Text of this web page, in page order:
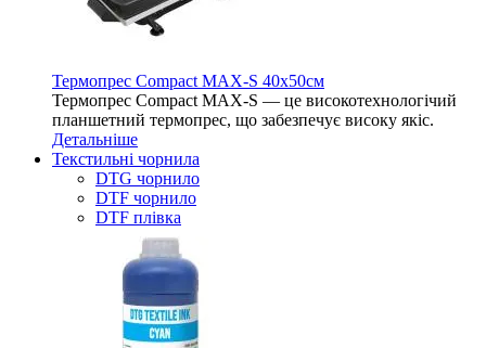
Термопрес Compact MAX-S 40х50см
Термопрес Compact MAX-S — це високотехнологічий
планшетний термопрес, що забезпечує високу якіс.
Детальніше
Текстильні чорнила
DTG чорнило
DTF чорнило
DTF плівка